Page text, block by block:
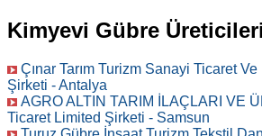
Kimyevi Gübre Üreticileri
Çınar Tarım Turizm Sanayi Ticaret
Şirketi - Antalya
AGRO ALTIN TARIM İLAÇLARI VE
Ticaret Limited Şirketi - Samsun